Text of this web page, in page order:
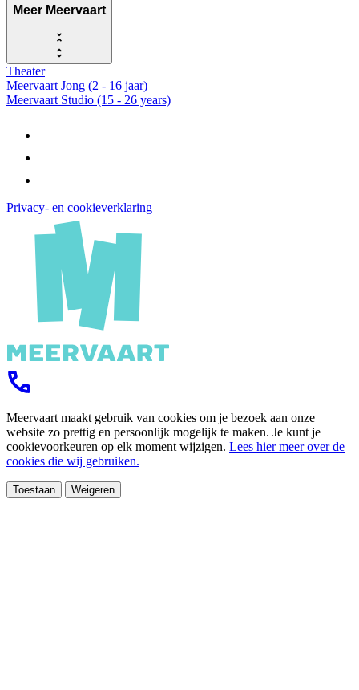
Meer Meervaart
Theater
Meervaart Jong (2 - 16 jaar)
Meervaart Studio (15 - 26 years)
Privacy- en cookieverklaring
Meervaart maakt gebruik van cookies om je bezoek aan onze
website zo prettig en persoonlijk mogelijk te maken. Je kunt je
cookievoorkeuren op elk moment wijzigen. Lees hier meer over de
cookies die wij gebruiken.
Toestaan Weigeren